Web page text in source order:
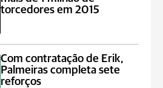
torcedores em 2015
Com contratação de Erik,
Palmeiras completa sete
reforços